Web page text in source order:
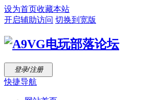
设为首页收藏本站
开启辅助访问 切换到宽版
登录/注册
快捷导航